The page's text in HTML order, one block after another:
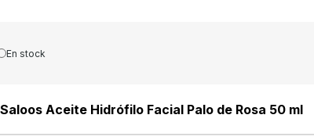
En stock
Saloos Aceite Hidrófilo Facial Palo de Rosa 50 ml